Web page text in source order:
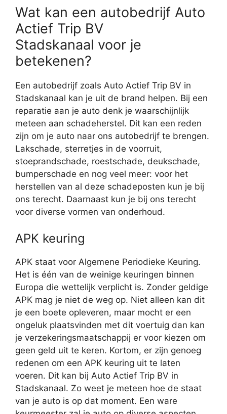
Wat kan een autobedrijf Auto
Actief Trip BV
Stadskanaal voor je
betekenen?
Een autobedrijf zoals Auto Actief Trip BV in
Stadskanaal kan je uit de brand helpen. Bij een
reparatie aan je auto denk je waarschijnlijk
meteen aan schadeherstel. Dit kan een reden
zijn om je auto naar ons autobedrijf te brengen.
Lakschade, sterretjes in de voorruit,
stoeprandschade, roestschade, deukschade,
bumperschade en nog veel meer: voor het
herstellen van al deze schadeposten kun je bij
ons terecht. Daarnaast kun je bij ons terecht
voor diverse vormen van onderhoud.
APK keuring
APK staat voor Algemene Periodieke Keuring.
Het is één van de weinige keuringen binnen
Europa die wettelijk verplicht is. Zonder geldige
APK mag je niet de weg op. Niet alleen kan dit
je een boete opleveren, maar mocht er een
ongeluk plaatsvinden met dit voertuig dan kan
je verzekeringsmaatschappij er voor kiezen om
geen geld uit te keren. Kortom, er zijn genoeg
redenen om een APK keuring uit te laten
voeren. Dit kan bij Auto Actief Trip BV in
Stadskanaal. Zo weet je meteen hoe de staat
van je auto is op dat moment. Een ware